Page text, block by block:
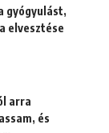
gyógyulást,
elvesztése
arra
és